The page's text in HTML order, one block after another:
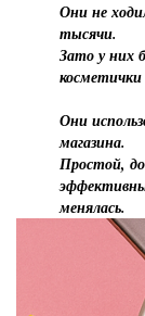
Они не
тысячи.
Зато у них
Они
магазина.
Простой,
менялась.